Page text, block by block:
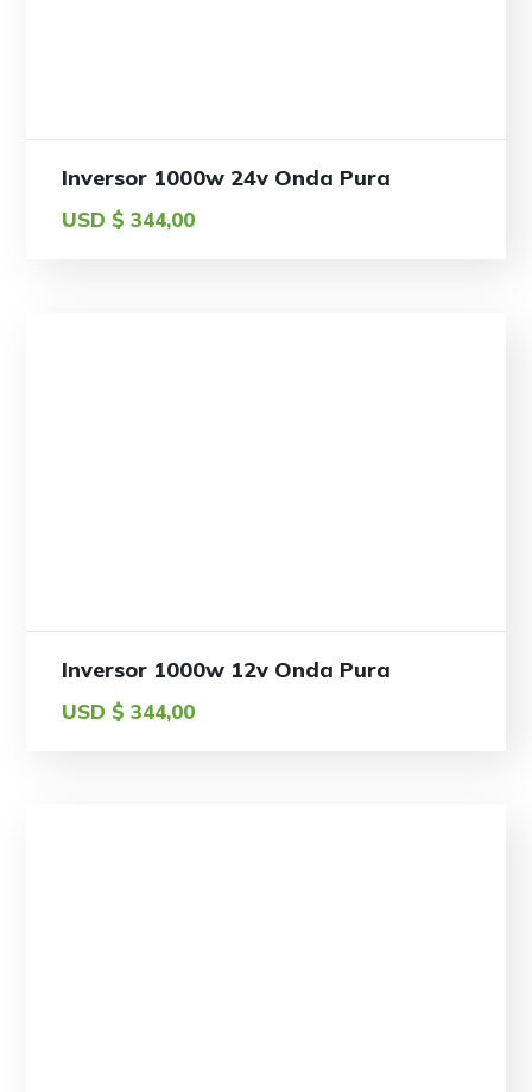
Inversor 1000w 24v Onda Pura
USD $ 344,00
Inversor 1000w 12v Onda Pura
USD $ 344,00